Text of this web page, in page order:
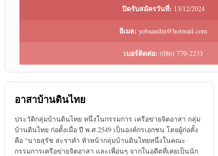
ปิดรับสมัครวันที่: 13/12/2024
อีเมล: yobaandin@hotmail.com
เบอร์ติดต่อ: (086) 770-2233
อาสาบ้านดินไทย
ประวัติกลุ่มบ้านดินไทย หนึ่งในกรรมการ เครือข่ายจิตอาสา กลุ่ม
บ้านดินไทย ก่อตั้งเมื่อ ปี พ.ศ.2549 เป็นองค์กรเอกชน โดยผู้ก่อตั้ง
คือ “นายสุรัช สะราคำ หัวหน้ากลุ่มบ้านดินไทยหนึ่งในคณะ
กรรมการเครือข่ายจิตอาสา และเพื่อนๆ จากในอดีตที่เคยเป็นนัก